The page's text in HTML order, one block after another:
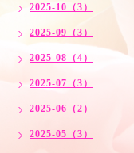
2025-10（3）
2025-09（3）
2025-08（4）
2025-07（3）
2025-06（2）
2025-05（3）